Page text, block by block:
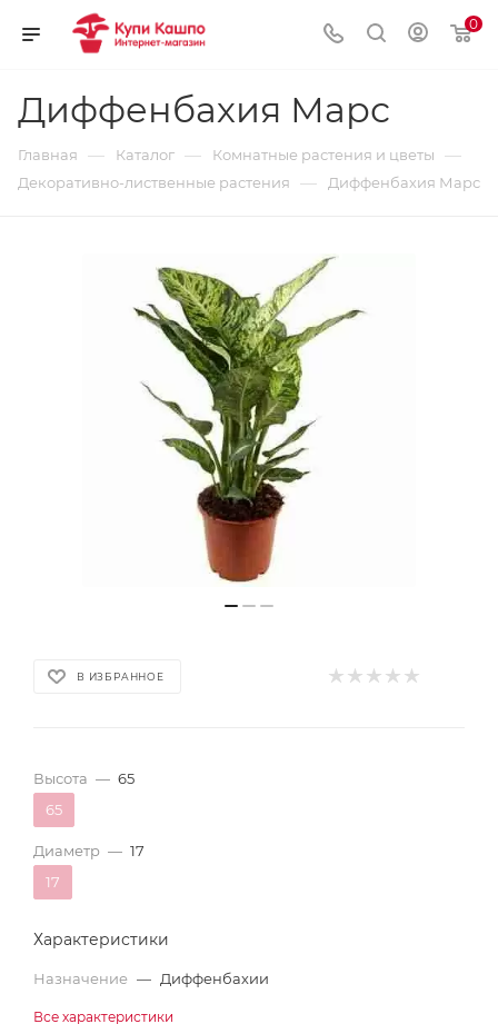
0
Диффенбахия Марс
Главная — Каталог — Комнатные растения и цветы —
Декоративно-лиственные растения — Диффенбахия Марс
В ИЗБРАННОЕ
Высота — 65
65
Диаметр — 17
17
Характеристики
Назначение — Диффенбахии
Все характеристики